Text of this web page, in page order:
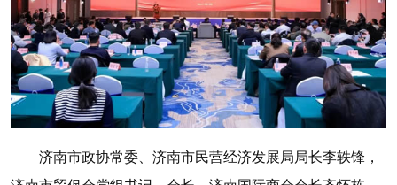
济南市政协常委、济南市民营经济发展局局长李轶锋，